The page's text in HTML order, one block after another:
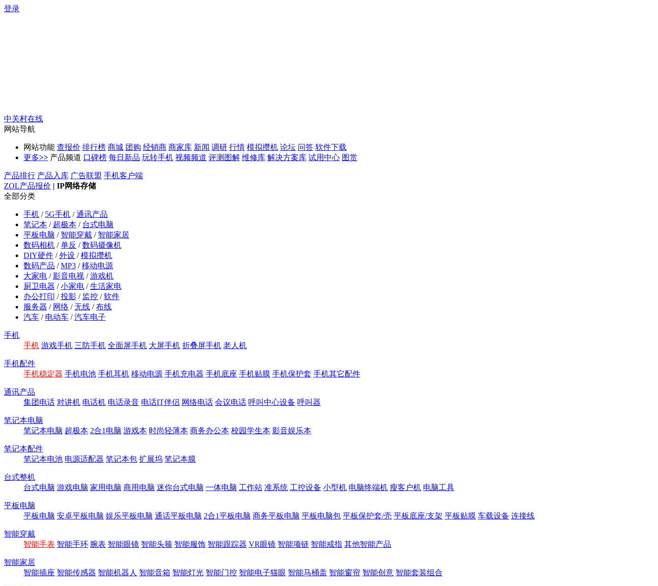
登录
中关村在线
网站导航
网站功能 查报价 排行榜 商城 团购 经销商 商家库 新闻 调研 行情 模拟攒机 论坛 问答 软件下载
更多>> 产品频道 口碑榜 每日新品 玩转手机 视频频道 评测图解 维修库 解决方案库 试用中心 图赏
产品排行 产品入库 广告联盟 手机客户端
ZOL产品报价 | IP网络存储
全部分类
手机 / 5G手机 /通讯产品
笔记本 / 超极本 / 台式电脑
平板电脑 / 智能穿戴 / 智能家居
数码相机 /单反 /数码摄像机
DIY硬件 /外设 /模拟攒机
数码产品 /MP3 /移动电源
大家电 /影音电视 /游戏机
厨卫电器 /小家电 /生活家电
办公打印 /投影 / 监控 /软件
服务器 / 网络 /无线 /布线
汽车 / 电动车 /汽车电子
手机
手机 游戏手机 三防手机 全面屏手机 大屏手机 折叠屏手机 老人机
手机配件
手机稳定器 手机电池 手机耳机 移动电源 手机充电器 手机底座 手机贴膜 手机保护套 手机其它配件
通讯产品
集团电话 对讲机 电话机 电话录音 电话IT伴侣 网络电话 会议电话 呼叫中心设备 呼叫器
笔记本电脑
笔记本电脑 超极本 2合1电脑 游戏本 时尚轻薄本 商务办公本 校园学生本 影音娱乐本
笔记本配件
笔记本电池 电源适配器 笔记本包 扩展坞 笔记本膜
台式整机
台式电脑 游戏电脑 家用电脑 商用电脑 迷你台式电脑 一体电脑 工作站 准系统 工控设备 小型机 电脑终端机 瘦客户机 电脑工具
平板电脑
平板电脑 安卓平板电脑 娱乐平板电脑 通话平板电脑 2合1平板电脑 商务平板电脑 平板电脑包 平板保护套/壳 平板底座/支架 平板贴膜 车载设备 连接线
智能穿戴
智能手表 智能手环 腕表 智能眼镜 智能头箍 智能服饰 智能跟踪器 VR眼镜 智能项链 智能戒指 其他智能产品
智能家居
智能插座 智能传感器 智能机器人 智能音箱 智能灯光 智能门控 智能电子猫眼 智能马桶盖 智能窗帘 智能创意 智能套装组合